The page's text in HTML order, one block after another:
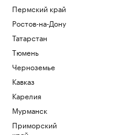
Пермский край
Ростов-на-Дону
Татарстан
Тюмень
Черноземье
Кавказ
Карелия
Мурманск
Приморский